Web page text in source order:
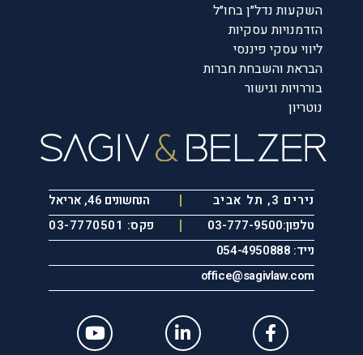
השקעות נדל״ן בחו״ל
הזדמנויות עסקיות
ליווי עסקי פיננסי
הבראת והשבחת חברות
בוררויות וגישור
נוטריון
נירים 3, תל אביב
הנחשונים 46, אריאל
טלפון:03-777-9500
פקס: 03-7770501
נייד: 054-4950888
office@sagivlaw.com